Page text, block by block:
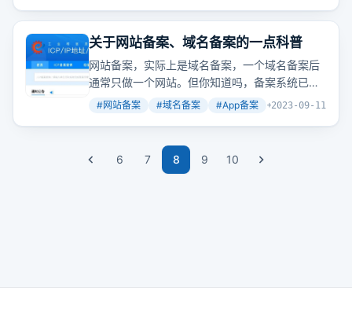
关于网站备案、域名备案的一点科普
网站备案，实际上是域名备案，一个域名备案后
通常只做一个网站。但你知道吗，备案系统已经
更新到第三版，现在连App、小程序、快应用都
#网站备案 #域名备案 #App备案 +2
2023-09-11
6 7 8 9 10